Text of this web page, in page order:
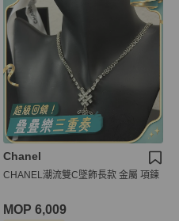
Chanel
CHANEL潮流雙C墜飾長款 金屬 項鍊
MOP 6,009